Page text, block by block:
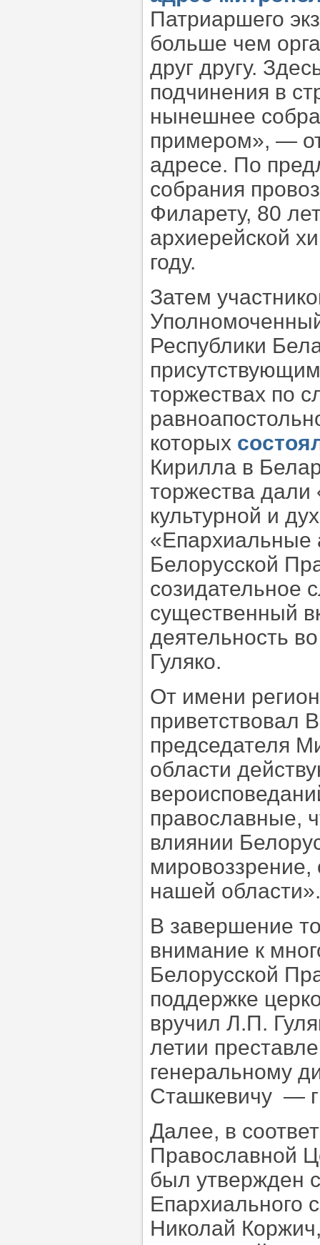
Патриаршего
больше чем
друг другу.
подчинения в
нынешнее
примером», —
адресе. По
собрания
Филарету, 80
архиерейской
году.
Затем
Республики
торжествах по
которых
Кирилла в
торжества дали
культурной и
«Епархиальные
Белорусской
созидательное
существенный
деятельность
Гуляко.
От имени
приветствовал
председателя
области
православные,
влиянии
мировоззрение,
нашей области».
В завершение
внимание к
Белорусской
поддержке
вручил Л.П.
летии
генеральному
Сташкевичу —
Далее, в
Православной
был утвержден
Епархиального
Николай